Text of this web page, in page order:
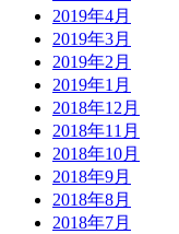
2019年4月
2019年3月
2019年2月
2019年1月
2018年12月
2018年11月
2018年10月
2018年9月
2018年8月
2018年7月